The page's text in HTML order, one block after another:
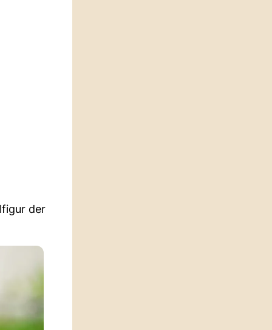
der